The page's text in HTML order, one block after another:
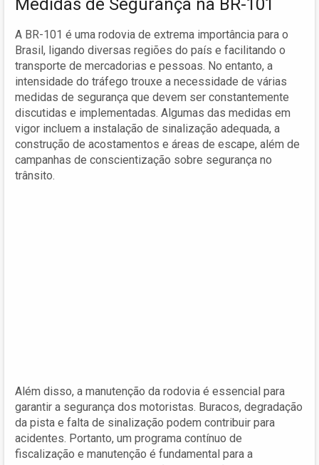
Medidas de Segurança na BR-101
A BR-101 é uma rodovia de extrema importância para o
Brasil, ligando diversas regiões do país e facilitando o
transporte de mercadorias e pessoas. No entanto, a
intensidade do tráfego trouxe a necessidade de várias
medidas de segurança que devem ser constantemente
discutidas e implementadas. Algumas das medidas em
vigor incluem a instalação de sinalização adequada, a
construção de acostamentos e áreas de escape, além de
campanhas de conscientização sobre segurança no
trânsito.
Além disso, a manutenção da rodovia é essencial para
garantir a segurança dos motoristas. Buracos, degradação
da pista e falta de sinalização podem contribuir para
acidentes. Portanto, um programa contínuo de
fiscalização e manutenção é fundamental para a